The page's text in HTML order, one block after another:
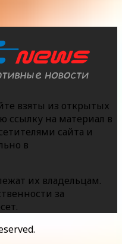
взяты из открытых
ссылку на материал в
сайта и
в
их владельцам.
за